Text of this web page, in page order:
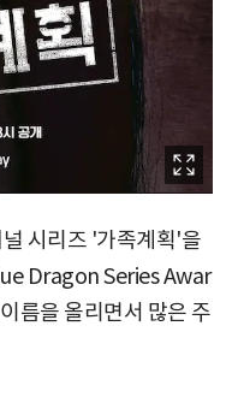
시리즈 '가족계획'을
Dragon Series Awar
름을 올리면서 많은 주